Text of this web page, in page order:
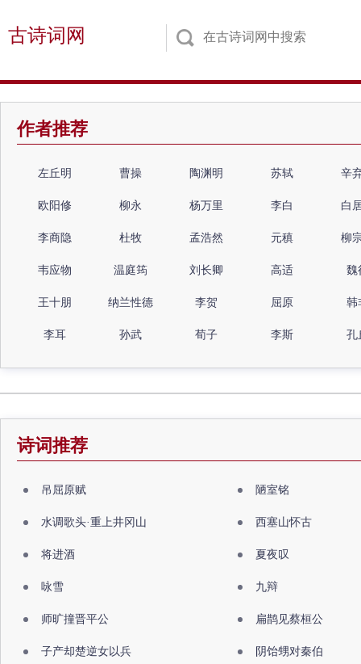
古诗词网
作者推荐
左丘明 曹操 陶渊明 苏轼 辛
欧阳修 柳永 杨万里 李白 白
李商隐 杜牧 孟浩然 元稹 柳
韦应物 温庭筠 刘长卿 高适 魏
王十朋 纳兰性德 李贺 屈原 韩
李耳 孙武 荀子 李斯 孔
诗词推荐
吊屈原赋 陋室铭
水调歌头·重上井冈山 西塞山怀古
将进酒 夏夜叹
咏雪 九辩
师旷撞晋平公 扁鹊见蔡桓公
子产却楚逆女以兵 阴饴甥对秦伯